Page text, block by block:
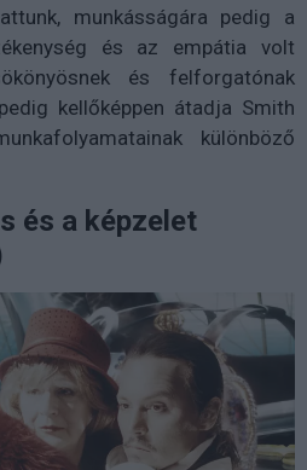
munkásságára pedig a
és az empátia volt
és felforgatónak
kellőképpen átadja Smith
különböző
és a képzelet